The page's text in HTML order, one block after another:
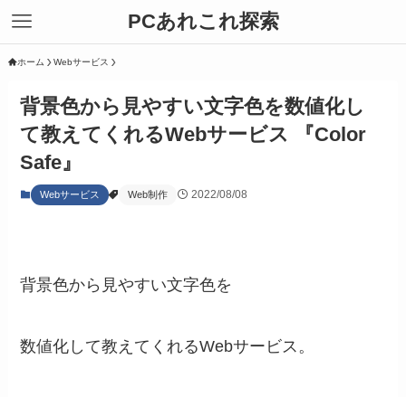
PCあれこれ探索
ホーム Webサービス
背景色から見やすい文字色を数値化し
て教えてくれるWebサービス 『Color
Safe』
Webサービス Web制作 2022/08/08
背景色から見やすい文字色を
数値化して教えてくれるWebサービス。